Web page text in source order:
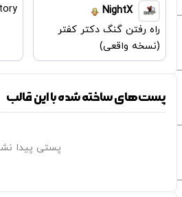
NightX
راه رفتن گنگ دکتر کفتر
(نسخه واقعی)
پست‌های ساخته شده با این قالب
پستی پیدا